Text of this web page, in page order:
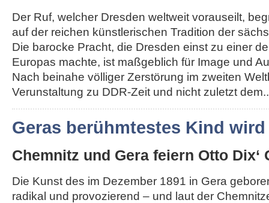
Der Ruf, welcher Dresden weltweit vorauseilt,
auf der reichen künstlerischen Tradition der
Die barocke Pracht, die Dresden einst zu einer
Europas machte, ist maßgeblich für Image und
Nach beinahe völliger Zerstörung im zweiten
Verunstaltung zu DDR-Zeit und nicht zuletzt
Geras berühmtestes Kind wird
Chemnitz und Gera feiern Otto Dix‘
Die Kunst des im Dezember 1891 in Gera
radikal und provozierend – und laut der